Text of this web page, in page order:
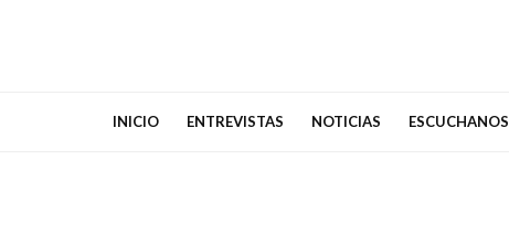
INICIO ENTREVISTAS NOTICIAS ESCUCHANOS